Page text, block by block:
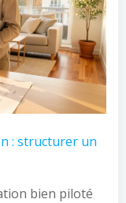
: structurer un
bien piloté